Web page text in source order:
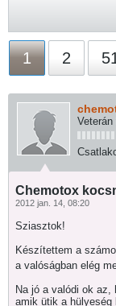
1 2
Veterán
Chemotox
2012 jan. 14, 08:20
Sziasztok!
Készítettem a
a valóságban elég
Na jó a valódi ok az,
amik ütik a